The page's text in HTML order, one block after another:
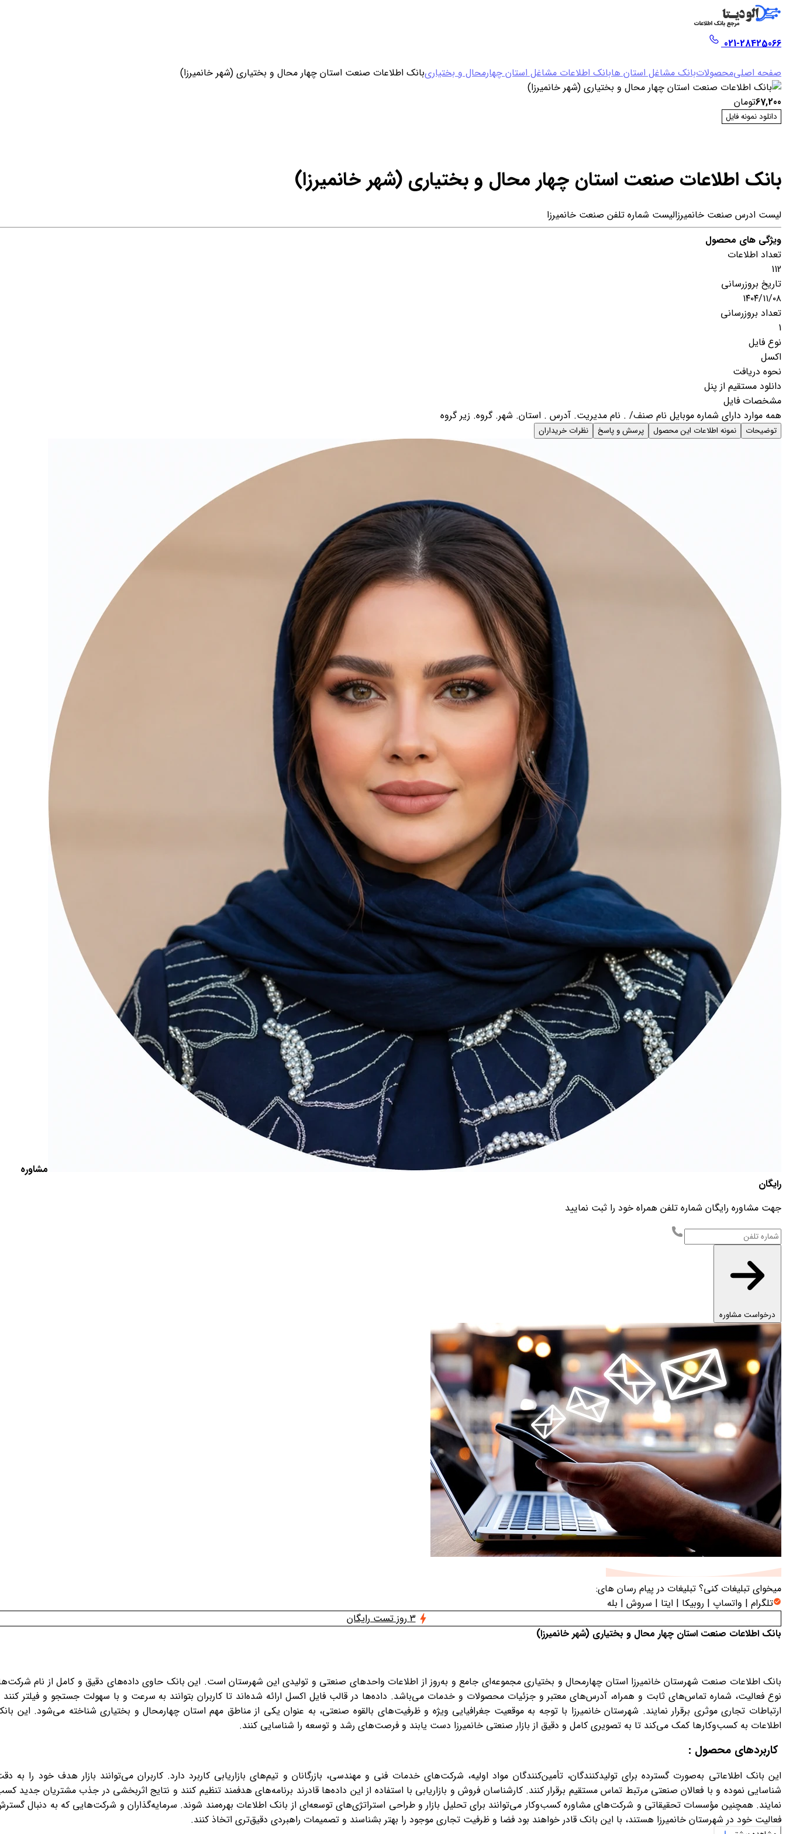
021-28425066
صفحه اصلیمحصولاتبانک مشاغل استان هابانک اطلاعات مشاغل استان چهارمحال و بختیاریبانک اطلاعات صنعت استان چهار محال و بختیاری (شهر خانمیرزا)
67,200تومان
دانلود نمونه فایل
بانک اطلاعات صنعت استان چهار محال و بختیاری (شهر خانمیرزا)
لیست ادرس صنعت خانمیرزالیست شماره تلفن صنعت خانمیرزا
ویژگی های محصول
تعداد اطلاعات
112
تاریخ بروزرسانی
۱۴۰۴/۱۱/۰۸
تعداد بروزرسانی
1
نوع فایل
اکسل
نحوه دریافت
دانلود مستقیم از پنل
مشخصات فایل
همه موارد دارای شماره موبایل نام صنف/ . نام مدیریت. آدرس . استان. شهر. گروه. زیر گروه
توضیحات نمونه اطلاعات این محصول پرسش و پاسخ نظرات خریداران
مشاوره
رایگان
جهت مشاوره رایگان شماره تلفن همراه خود را ثبت نمایید
درخواست مشاوره
میخوای تبلیغات کنی؟ تبلیغات در پیام رسان های:
تلگرام | واتساپ | روبیکا | ایتا | سروش | بله
3 روز تست رایگان
بانک اطلاعات صنعت استان چهار محال و بختیاری (شهر خانمیرزا)
بانک اطلاعات صنعت شهرستان خانمیرزا استان چهارمحال و بختیاری مجموعه‌ای جامع و به‌روز از اطلاعات واحدهای صنعتی و تولیدی این شهرستان است. این بانک حاوی داده‌های دقیق و کامل از نام
نوع فعالیت، شماره تماس‌های ثابت و همراه، آدرس‌های معتبر و جزئیات محصولات و خدمات می‌باشد. داده‌ها در قالب فایل اکسل ارائه شده‌اند تا کاربران بتوانند به سرعت و با سهولت جستجو و فیلتر
ارتباطات تجاری موثری برقرار نمایند. شهرستان خانمیرزا با توجه به موقعیت جغرافیایی ویژه و ظرفیت‌های بالقوه صنعتی، به عنوان یکی از مناطق مهم استان چهارمحال و بختیاری شناخته می‌شود. این
اطلاعات به کسب‌وکارها کمک می‌کند تا به تصویری کامل و دقیق از بازار صنعتی خانمیرزا دست یابند و فرصت‌های رشد و توسعه را شناسایی کنند.
کاربردهای محصول :
این بانک اطلاعاتی به‌صورت گسترده برای تولیدکنندگان، تأمین‌کنندگان مواد اولیه، شرکت‌های خدمات فنی و مهندسی، بازرگانان و تیم‌های بازاریابی کاربرد دارد. کاربران می‌توانند بازار هدف خود را به
شناسایی نموده و با فعالان صنعتی مرتبط تماس مستقیم برقرار کنند. کارشناسان فروش و بازاریابی با استفاده از این داده‌ها قادرند برنامه‌های هدفمند تنظیم کنند و نتایج اثربخشی در جذب مشتریان جدید
نمایند. همچنین مؤسسات تحقیقاتی و شرکت‌های مشاوره کسب‌وکار می‌توانند برای تحلیل بازار و طراحی استراتژی‌های توسعه‌ای از بانک اطلاعات بهره‌مند شوند. سرمایه‌گذاران و شرکت‌هایی که به دنبال
فعالیت خود در شهرستان خانمیرزا هستند، با این بانک قادر خواهند بود فضا و ظرفیت تجاری موجود را بهتر بشناسند و تصمیمات راهبردی دقیق‌تری اتخاذ کنند.